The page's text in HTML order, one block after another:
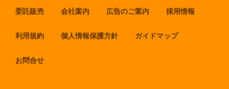
委託販売 会社案内 広告のご案内 採用情報
利用規約 個人情報保護方針 ガイドマップ
お問合せ